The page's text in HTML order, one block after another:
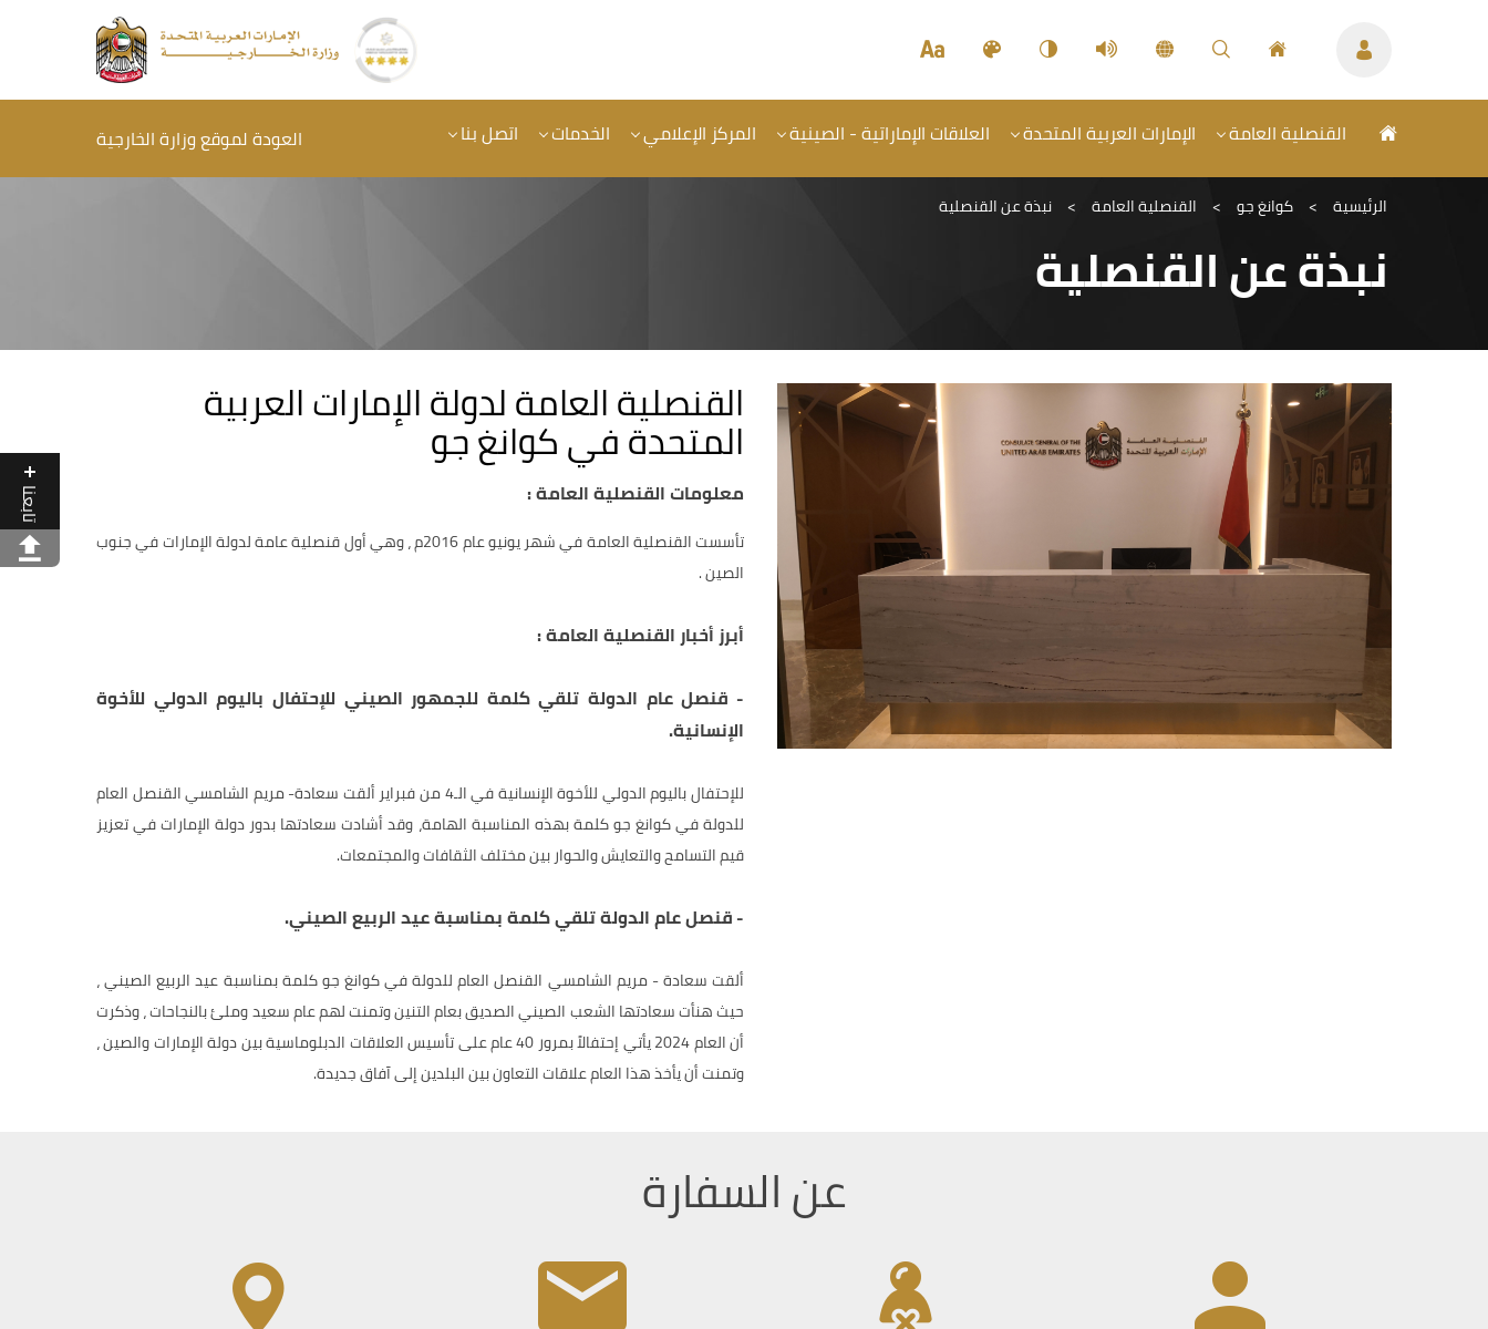
تابعنا
القنصلية العامة الإمارات العربية المتحدة العلاقات الإماراتية - الصينية المركز الإعلامي الخدمات اتصل بنا العودة لموقع وزارة الخارجية
الرئيسية > كوانغ جو > القنصلية العامة > نبذة عن القنصلية
نبذة عن القنصلية
القنصلية العامة لدولة الإمارات العربية
المتحدة في كوانغ جو
معلومات القنصلية العامة :
تأسست القنصلية العامة في شهر يونيو عام 2016م ، وهي أول قنصلية عامة لدولة الإمارات في جنوب
الصين .
أبرز أخبار القنصلية العامة :
- قنصل عام الدولة تلقي كلمة للجمهور الصيني للإحتفال باليوم الدولي للأخوة
الإنسانية.
للإحتفال باليوم الدولي للأخوة الإنسانية في الـ4 من فبراير ألقت سعادة- مريم الشامسي القنصل العام
للدولة في كوانغ جو كلمة بهذه المناسبة الهامة، وقد أشادت سعادتها بدور دولة الإمارات في تعزيز
قيم التسامح والتعايش والحوار بين مختلف الثقافات والمجتمعات.
-قنصل عام الدولة تلقي كلمة بمناسبة عيد الربيع الصيني.
ألقت سعادة - مريم الشامسي القنصل العام للدولة في كوانغ جو كلمة بمناسبة عيد الربيع الصيني ،
حيث هنأت سعادتها الشعب الصيني الصديق بعام التنين وتمنت لهم عام سعيد وملئ بالنجاحات ، وذكرت
أن العام 2024 يأتي إحتفالاً بمرور 40 عام على تأسيس العلاقات الدبلوماسية بين دولة الإمارات والصين ،
وتمنت أن يأخذ هذا العام علاقات التعاون بين البلدين إلى آفاق جديدة.
عن السفارة